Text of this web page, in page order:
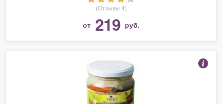
(Отзывы 4)
от 219 руб.